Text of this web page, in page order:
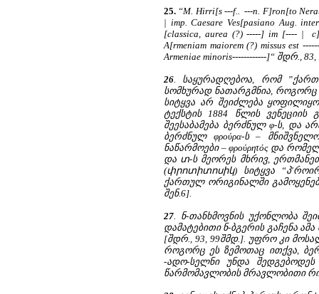
25. “M. Hirri[s ---f.. ---n. F]ron[to
| imp. Caesare Ves[pasiano Aug.
[classica, aurea (?) -----] im [---- |
A[rmeniam maiorem (?) missus est
Armeniae minoris------------]“ შდრ., 83,
26 . საყურადღებოა, რომ
სომხურად ნათარგმნია,
სიტყვა არ შეიძლება
ტექსტის 1884 წლის
შეესაბამება ბერძნულ φ-ს, და
ბერძნულ φρούρα-ს –
ნაწარმოები – φρούρητός და
და տ-ს მეორეს მხრივ,
(փրոտիտոսիկ) სიტყვა
ქართულ ორიგინალში
შენ.6].
27 . ნ-თანხმოვნის უქონლობა
დამატებითი ნ-ბგერის გაჩენა
[შდრ., 93, 99შმდ.]. უფრო კი
როგორც ეს ზემოთაც ითქვა,
-ადო-სელნი უნდა
წარმომავლობის მრავლობითი